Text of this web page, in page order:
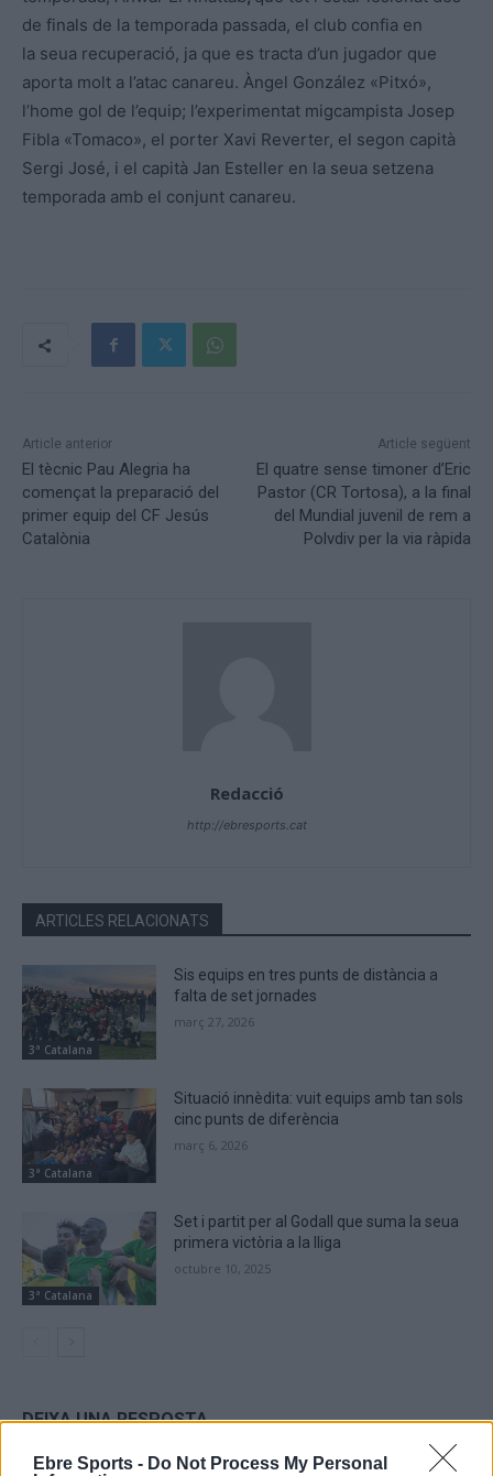
Ebre Sports - Do Not Process My Personal
de finals de la temporada passada, el club confia en
la seua recuperació, ja que es tracta d’un jugador que
aporta molt a l’atac canareu. Àngel González «Pitxó»,
l’home gol de l’equip; l’experimentat migcampista Josep
Fibla «Tomaco», el porter Xavi Reverter, el segon capità
Sergi José, i el capità Jan Esteller en la seua setzena
temporada amb el conjunt canareu.
Article anterior
El tècnic Pau Alegria ha
començat la preparació del
primer equip del CF Jesús
Catalònia
Article següent
El quatre sense timoner d’Eric
Pastor (CR Tortosa), a la final
del Mundial juvenil de rem a
Polvdiv per la via ràpida
Redacció
http://ebresports.cat
ARTICLES RELACIONATS
3ª Catalana
Sis equips en tres punts de distància a
falta de set jornades
març 27, 2026
3ª Catalana
Situació innèdita: vuit equips amb tan sols
cinc punts de diferència
març 6, 2026
3ª Catalana
Set i partit per al Godall que suma la seua
primera victòria a la lliga
octubre 10, 2025
DEIXA UNA RESPOSTA